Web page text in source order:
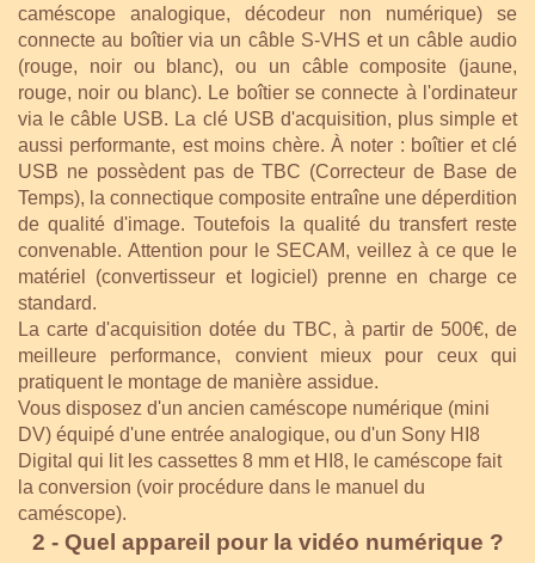
caméscope analogique, décodeur non numérique) se
connecte au boîtier via un câble S-VHS et un câble audio
(rouge, noir ou blanc), ou un câble composite (jaune,
rouge, noir ou blanc). Le boîtier se connecte à l'ordinateur
via le câble USB. La clé USB d'acquisition, plus simple et
aussi performante, est moins chère. À noter : boîtier et clé
USB ne possèdent pas de TBC (Correcteur de Base de
Temps), la connectique composite entraîne une déperdition
de qualité d'image. Toutefois la qualité du transfert reste
convenable. Attention pour le SECAM, veillez à ce que le
matériel (convertisseur et logiciel) prenne en charge ce
standard.
La carte d'acquisition dotée du TBC, à partir de 500€, de
meilleure performance, convient mieux pour ceux qui
pratiquent le montage de manière assidue.
Vous disposez d'un ancien caméscope numérique (mini
DV) équipé d'une entrée analogique, ou d'un Sony HI8
Digital qui lit les cassettes 8 mm et HI8, le caméscope fait
la conversion (voir procédure dans le manuel du
caméscope).
2 - Quel appareil pour la vidéo numérique ?